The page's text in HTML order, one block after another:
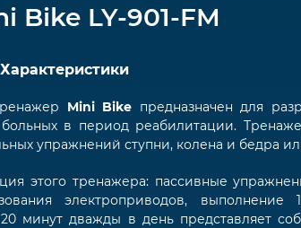
LY-901-FM
Характеристики
Mini Bike предназначен для
в период реабилитации.
упражнений ступни, колена и бедра
этого тренажера: пассивные
электроприводов, выполнение
минут дважды в день представляет